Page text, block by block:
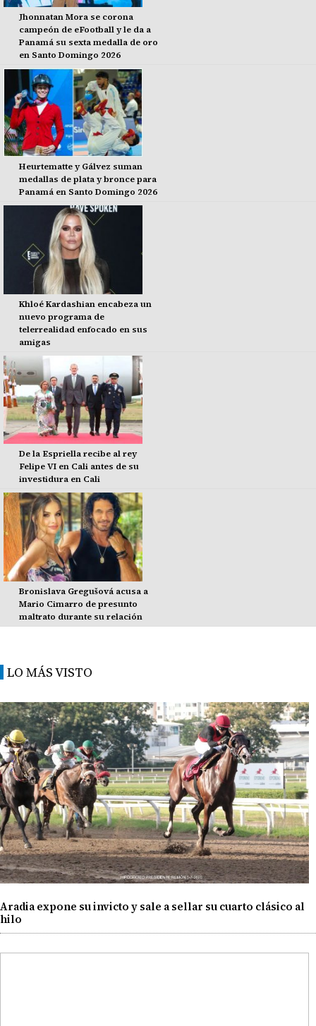
Jhonnatan Mora se corona
campeón de eFootball y le da a
Panamá su sexta medalla de oro
en Santo Domingo 2026
Heurtematte y Gálvez suman
medallas de plata y bronce para
Panamá en Santo Domingo 2026
Khloé Kardashian encabeza un
nuevo programa de
telerrealidad enfocado en sus
amigas
De la Espriella recibe al rey
Felipe VI en Cali antes de su
investidura en Cali
Bronislava Gregušová acusa a
Mario Cimarro de presunto
maltrato durante su relación
LO MÁS VISTO
Aradia expone su invicto y sale a sellar su cuarto clásico al
hilo